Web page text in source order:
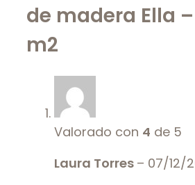
de madera Ella –
m2
Valorado con 4 de 5
Laura Torres – 07/12/